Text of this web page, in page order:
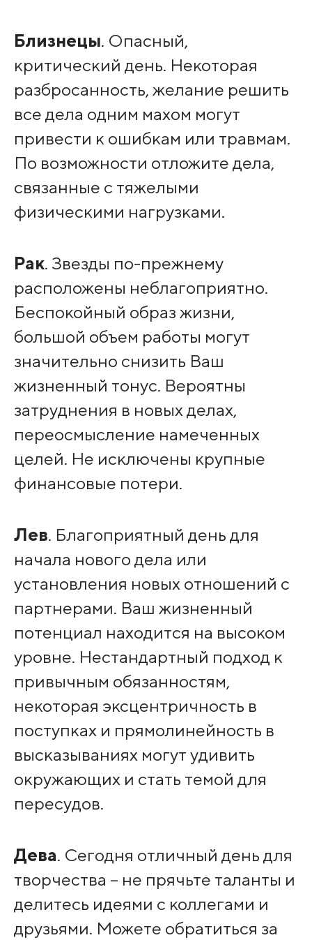
Близнецы. Опасный,
критический день. Некоторая
разбросанность, желание решить
все дела одним махом могут
привести к ошибкам или травмам.
По возможности отложите дела,
связанные с тяжелыми
физическими нагрузками.
Рак. Звезды по-прежнему
расположены неблагоприятно.
Беспокойный образ жизни,
большой объем работы могут
значительно снизить Ваш
жизненный тонус. Вероятны
затруднения в новых делах,
переосмысление намеченных
целей. Не исключены крупные
финансовые потери.
Лев. Благоприятный день для
начала нового дела или
установления новых отношений с
партнерами. Ваш жизненный
потенциал находится на высоком
уровне. Нестандартный подход к
привычным обязанностям,
некоторая эксцентричность в
поступках и прямолинейность в
высказываниях могут удивить
окружающих и стать темой для
пересудов.
Дева. Сегодня отличный день для
творчества – не прячьте таланты и
делитесь идеями с коллегами и
друзьями. Можете обратиться за